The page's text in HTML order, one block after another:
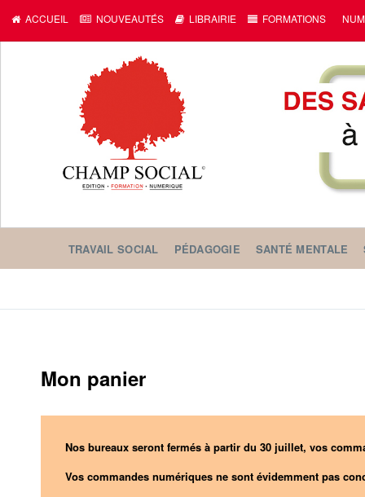
ACCUEIL NOUVEAUTÉS LIBRAIRIE FORMATIONS
TRAVAIL SOCIAL PÉDAGOGIE SANTÉ MENTALE
Mon panier
Nos bureaux seront fermés à partir du 30 juillet, vos
Vos commandes numériques ne sont évidemment pas